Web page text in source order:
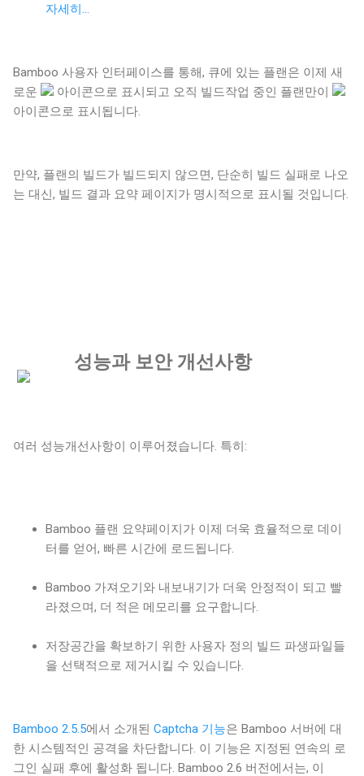
자세히...
Bamboo 사용자 인터페이스를 통해, 큐에 있는 플랜은 이제 새
로운
아이콘으로 표시되고 오직 빌드작업 중인 플랜만이
아이콘으로 표시됩니다.
만약, 플랜의 빌드가 빌드되지 않으면, 단순히 빌드 실패로 나오
는 대신, 빌드 결과 요약 페이지가 명시적으로 표시될 것입니다.
성능과 보안 개선사항
여러 성능개선사항이 이루어졌습니다. 특히:
Bamboo 플랜 요약페이지가 이제 더욱 효율적으로 데이
터를 얻어, 빠른 시간에 로드됩니다.
Bamboo 가져오기와 내보내기가 더욱 안정적이 되고 빨
라졌으며, 더 적은 메모리를 요구합니다.
저장공간을 확보하기 위한 사용자 정의 빌드 파생파일들
을 선택적으로 제거시킬 수 있습니다.
Bamboo 2.5.5에서 소개된 Captcha 기능은 Bamboo 서버에 대
한 시스템적인 공격을 차단합니다. 이 기능은 지정된 연속의 로
그인 실패 후에 활성화 됩니다. Bamboo 2.6 버전에서는, 이